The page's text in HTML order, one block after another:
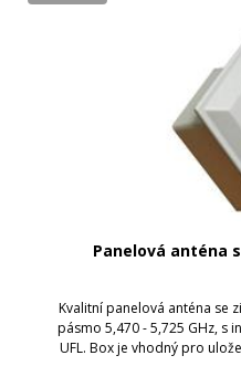
Panelová anténa
Kvalitní panelová anténa se
pásmo 5,470 - 5,725 GHz, s
UFL. Box je vhodný pro